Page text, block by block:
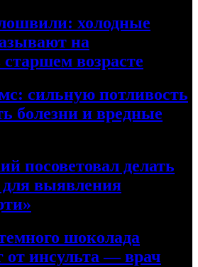
холодные
на
старшем возрасте
сильную потливость
болезни и вредные
посоветовал делать
выявления
шоколада
от инсульта — врач